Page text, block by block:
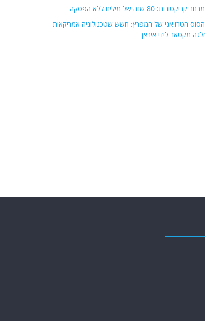
מבחר קריקטורות: 80 שנה של מילים ללא הפסקה
הסוס הטרויאני של המפרץ: חשש שטכנולוגיה אמריקאית
זלגה מקטאר לידי איראן